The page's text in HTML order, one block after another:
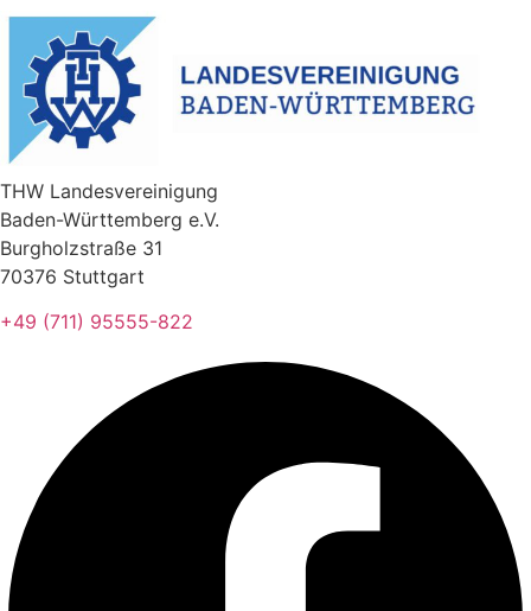
THW Landesvereinigung
Baden-Württemberg e.V.
Burgholzstraße 31
70376 Stuttgart
+49 (711) 95555-822